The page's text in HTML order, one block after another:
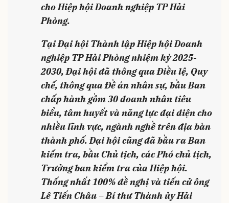
cho Hiệp hội Doanh nghiệp TP Hải
Phòng.
Tại Đại hội Thành lập Hiệp hội Doanh
nghiệp TP Hải Phòng nhiệm kỳ 2025-
2030, Đại hội đã thông qua Điều lệ, Quy
chế, thông qua Đề án nhân sự, bầu Ban
chấp hành gồm 30 doanh nhân tiêu
biểu, tâm huyết và năng lực đại diện cho
nhiều lĩnh vực, ngành nghề trên địa bàn
thành phố. Đại hội cũng đã bầu ra Ban
kiểm tra, bầu Chủ tịch, các Phó chủ tịch,
Trưởng ban kiểm tra của Hiệp hội.
Thống nhất 100% đề nghị và tiến cử ông
Lê Tiến Châu – Bí thư Thành ủy Hải